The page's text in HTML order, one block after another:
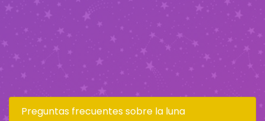
Preguntas frecuentes sobre la luna